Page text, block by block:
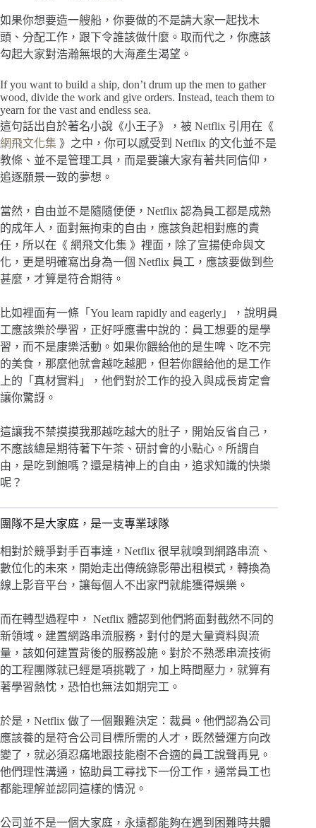
如果你想要造一艘船，你要做的不是請大家一起找木
頭、分配工作，跟下令誰該做什麼。取而代之，你應該
勾起大家對浩瀚無垠的大海產生渴望。
If you want to build a ship, don’t drum up the men to gather
wood, divide the work and give orders. Instead, teach them to
yearn for the vast and endless sea.
這句話出自於著名小說《小王子》，被 Netflix 引用在《
網飛文化集 》之中，你可以感受到 Netflix 的文化並不是
教條、並不是管理工具，而是要讓大家有著共同信仰，
追逐願景一致的夢想。
當然，自由並不是隨隨便便，Netflix 認為員工都是成熟
的成年人，面對無拘束的自由，應該負起相對應的責
任，所以在《 網飛文化集 》裡面，除了宣揚使命與文
化，更是明確寫出身為一個 Netflix 員工，應該要做到些
甚麼，才算是符合期待。
比如裡面有一條「You learn rapidly and eagerly」，說明員
工應該樂於學習，正好呼應書中說的：員工想要的是學
習，而不是康樂活動。如果你餵給他的是生啤、吃不完
的美食，那麼他就會越吃越肥，但若你餵給他的是工作
上的「真材實料」，他們對於工作的投入與成長肯定會
讓你驚訝。
這讓我不禁摸摸我那越吃越大的肚子，開始反省自己，
不應該總是期待著下午茶、研討會的小點心。所謂自
由，是吃到飽嗎？還是精神上的自由，追求知識的快樂
呢？
團隊不是大家庭，是一支專業球隊
相對於競爭對手百事達，Netflix 很早就嗅到網路串流、
數位化的未來，開始走出傳統錄影帶出租模式，轉換為
線上影音平台，讓每個人不出家門就能獲得娛樂。
而在轉型過程中， Netflix 體認到他們將面對截然不同的
新領域。建置網路串流服務，對付的是大量資料與流
量，該如何建置背後的服務設施。對於不熟悉串流技術
的工程團隊就已經是項挑戰了，加上時間壓力，就算有
著學習熱忱，恐怕也無法如期完工。
於是，Netflix 做了一個艱難決定：裁員。他們認為公司
應該養的是符合公司目標所需的人才，既然營運方向改
變了，就必須忍痛地跟技能樹不合適的員工說聲再見。
他們理性溝通，協助員工尋找下一份工作，通常員工也
都能理解並認同這樣的情況。
公司並不是一個大家庭，永遠都能夠在遇到困難時共體